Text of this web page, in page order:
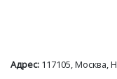
Адрес: 117105, Москва,